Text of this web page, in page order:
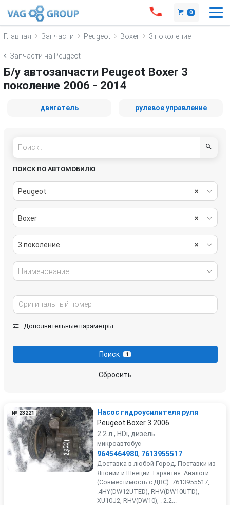
0
Главная Запчасти Peugeot Boxer 3 поколение
Запчасти на Peugeot
Б/у автозапчасти Peugeot Boxer 3
поколение 2006 - 2014
двигатель рулевое управление
ПОИСК ПО АВТОМОБИЛЮ
×
Peugeot
×
Boxer
×
3 поколение
Наименование
Дополнительные параметры
Поиск 1
Сбросить
№ 23221
Насос гидроусилителя руля
Peugeot Boxer 3 2006
2.2 л., HDi, дизель
микроавтобус
9645464980, 7613955517
Доставка в любой Город. Поставки из
Японии и Швеции. Гарантия. Аналоги
(Совместимость с ДВС): 7613955517,
.4HY(DW12UTED), RHV(DW10UTD),
XU10J2, RHV(DW10), . 2.2...